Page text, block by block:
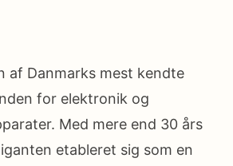
af Danmarks mest kendte
for elektronik og
Med mere end 30 års
etableret sig som en